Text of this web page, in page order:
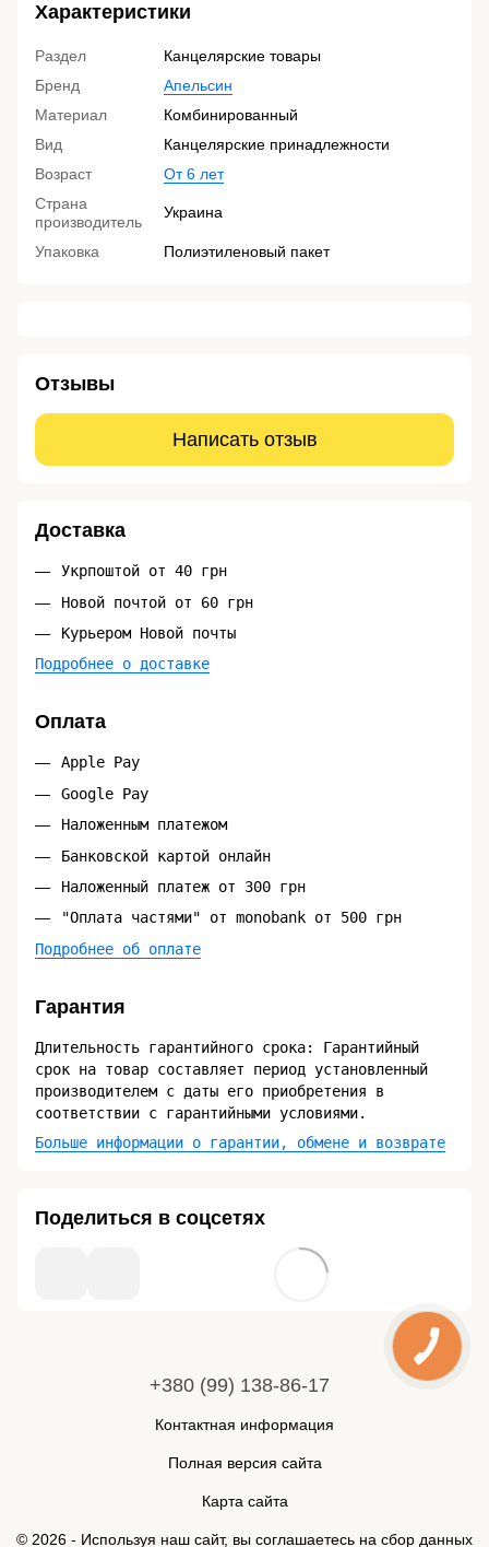
Характеристики
Раздел
Канцелярские товары
Бренд
Апельсин
Материал
Комбинированный
Вид
Канцелярские принадлежности
Возраст
От 6 лет
Страна
производитель
Украина
Упаковка Полиэтиленовый пакет
Отзывы
Написать отзыв
Доставка
Укрпоштой от 40 грн
Новой почтой от 60 грн
Курьером Новой почты
Подробнее о доставке
Оплата
Apple Pay
Google Pay
Наложенным платежом
Банковской картой онлайн
Наложенный платеж от 300 грн
"Оплата частями" от monobank от 500 грн
Подробнее об оплате
Гарантия
Длительность гарантийного срока: Гарантийный
срок на товар составляет период установленный
производителем с даты его приобретения в
соответствии с гарантийными условиями.
Больше информации о гарантии, обмене и возврате
Поделиться в соцсетях
+380 (99) 138-86-17
Контактная информация
Полная версия сайта
Карта сайта
© 2026 - Используя наш сайт, вы соглашаетесь на сбор данных